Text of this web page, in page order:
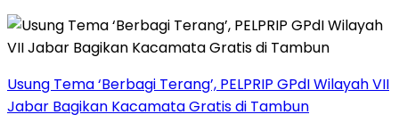
‎Usung Tema ‘Berbagi Terang’, PELPRIP GPdI Wilayah VII
Jabar Bagikan Kacamata Gratis di Tambun